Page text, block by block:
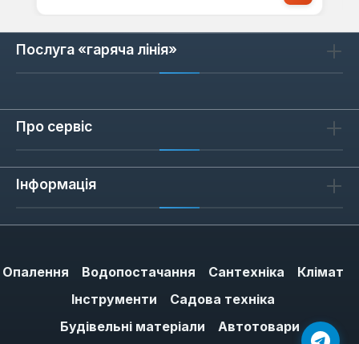
Послуга «гаряча лінія»
Про сервіс
Інформація
Опалення Водопостачання Сантехніка
Клімат
Інструменти
Садова техніка
Будівельні матеріали
Автотовари